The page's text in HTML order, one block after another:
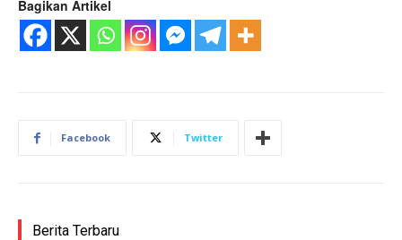
Bagikan Artikel
Facebook Twitter
Berita Terbaru